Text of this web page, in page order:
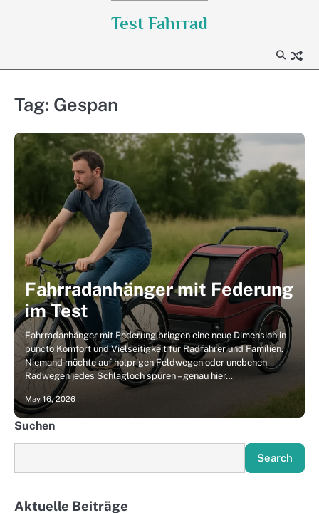
Test Fahrrad
Tag: Gespan
Fahrradanhänger mit Federung
im Test
Fahrradanhänger mit Federung bringen eine neue Dimension in
puncto Komfort und Vielseitigkeit für Radfahrer und Familien.
Niemand möchte auf holprigen Feldwegen oder unebenen
Radwegen jedes Schlagloch spüren – genau hier…
May 16, 2026
Suchen
Search
Aktuelle Beiträge